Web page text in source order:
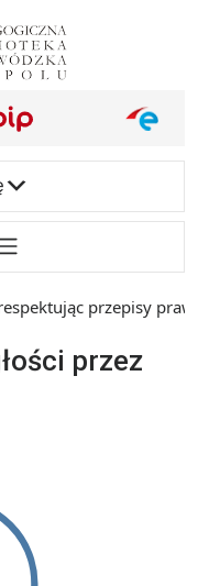
i inne
przepisy
przez